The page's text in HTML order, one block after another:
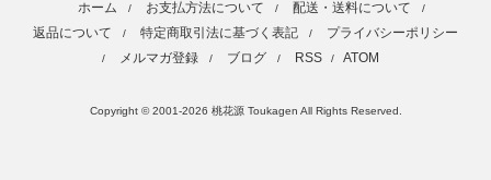
ホーム / お支払方法について / 配送・送料について /
返品について / 特定商取引法に基づく表記 / プライバシーポリシー
/ メルマガ登録 / ブログ / RSS / ATOM
Copyright © 2001-2026 桃花源 Toukagen All Rights Reserved.